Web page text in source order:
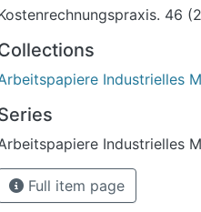
46
Industrielles
Industrielles
Full item page